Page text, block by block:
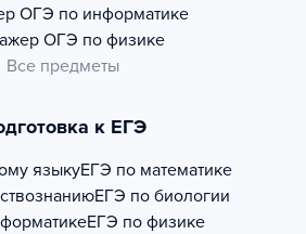
ОГЭ по информатике
ОГЭ по физике
Все предметы
к ЕГЭ
языкуЕГЭ по математике
ЕГЭ по биологии
ЕГЭ по физике